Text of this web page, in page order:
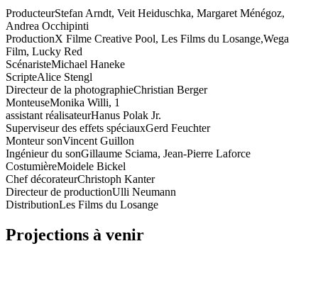
ProducteurStefan Arndt, Veit Heiduschka, Margaret Ménégoz,
Andrea Occhipinti
ProductionX Filme Creative Pool, Les Films du Losange,Wega
Film, Lucky Red
ScénaristeMichael Haneke
ScripteAlice Stengl
Directeur de la photographieChristian Berger
MonteuseMonika Willi, 1
assistant réalisateurHanus Polak Jr.
Superviseur des effets spéciauxGerd Feuchter
Monteur sonVincent Guillon
Ingénieur du sonGillaume Sciama, Jean-Pierre Laforce
CostumièreMoidele Bickel
Chef décorateurChristoph Kanter
Directeur de productionUlli Neumann
DistributionLes Films du Losange
Projections à venir